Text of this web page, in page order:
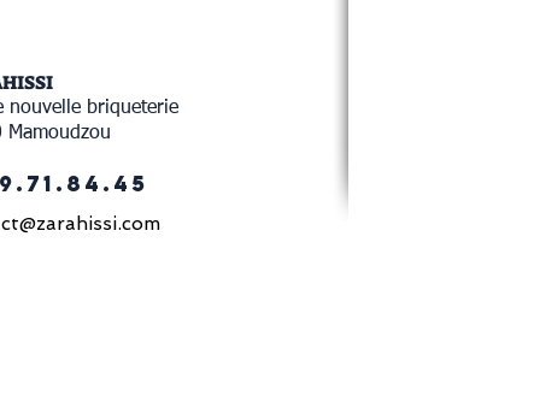
nouvelle briqueterie
Mamoudzou